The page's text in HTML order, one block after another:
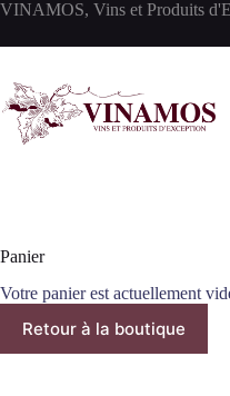
Passer
contenu
VINAMOS, Vins et Produits
Panier
Votre panier est actuellement
Retour à la boutique